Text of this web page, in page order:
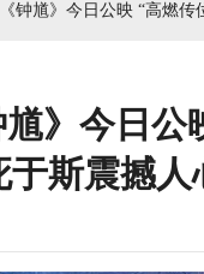
钟馗》今日公映 “高燃传
》今日公
于斯震撼人